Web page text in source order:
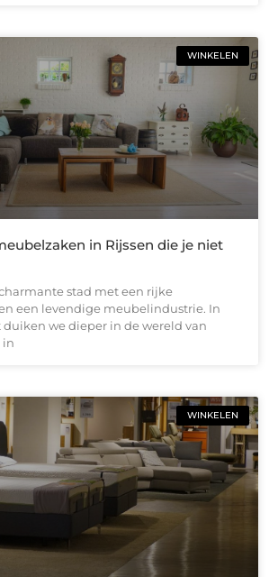
WINKELEN
in Rijssen die je niet
stad met een rijke
een levendige meubelindustrie. In
duiken we dieper in de wereld van
in
WINKELEN